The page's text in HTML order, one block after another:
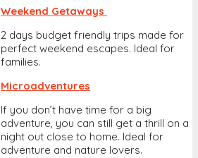
Weekend Getaways
2 days budget friendly trips made for
perfect weekend escapes. Ideal for
families.
Microadventures
If you don’t have time for a big
adventure, you can still get a thrill on a
night out close to home. Ideal for
adventure and nature lovers.